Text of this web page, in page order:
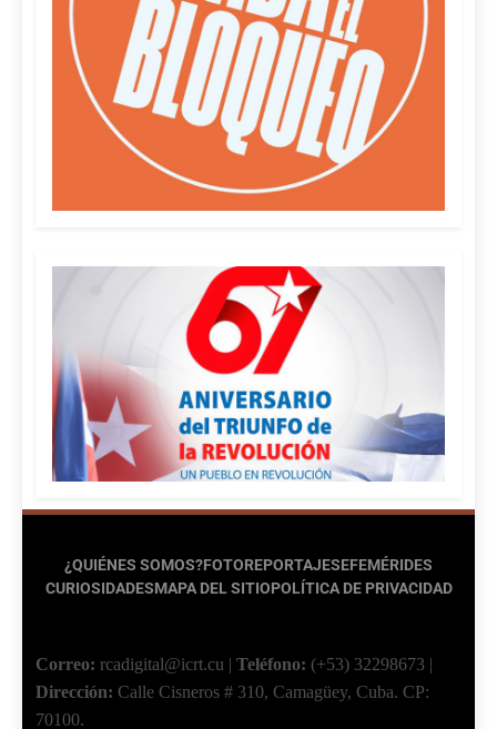
¿QUIÉNES SOMOS?FOTOREPORTAJESEFEMÉRIDES
CURIOSIDADESMAPA DEL SITIOPOLÍTICA DE PRIVACIDAD
Correo: rcadigital@icrt.cu | Teléfono: (+53) 32298673 |
Dirección: Calle Cisneros # 310, Camagüey, Cuba. CP:
70100.